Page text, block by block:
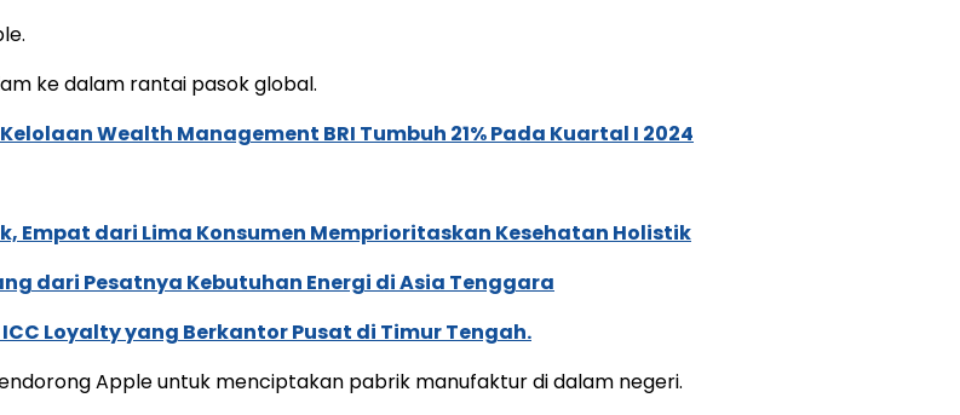
ke dalam rantai pasok global.
Wealth Management BRI Tumbuh 21% Pada Kuartal I 2024
Empat dari Lima Konsumen Memprioritaskan Kesehatan Holistik
dari Pesatnya Kebutuhan Energi di Asia Tenggara
Loyalty yang Berkantor Pusat di Timur Tengah.
Apple untuk menciptakan pabrik manufaktur di dalam negeri.